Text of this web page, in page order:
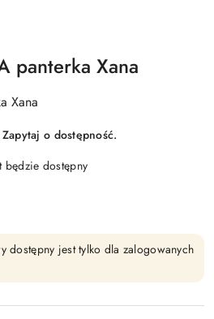
panterka Xana
Xana
o dostępność.
będzie dostępny
dostępny jest tylko dla zalogowanych